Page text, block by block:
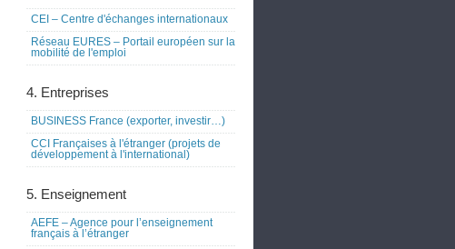
CEI – Centre d'échanges internationaux
Réseau EURES – Portail européen sur la
mobilité de l'emploi
4. Entreprises
BUSINESS France (exporter, investir…)
CCI Françaises à l'étranger (projets de
développement à l'international)
5. Enseignement
AEFE – Agence pour l’enseignement
français à l’étranger